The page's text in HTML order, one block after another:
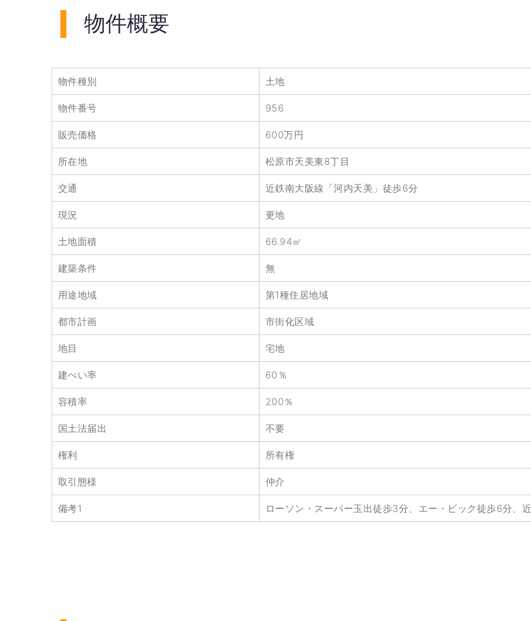
物件概要
物件種別 土地
物件番号 956
販売価格 600万円
所在地 松原市天美東8丁目
交通 近鉄南大阪線「河内天美」徒歩6分
現況 更地
土地面積 66.94㎡
建築条件 無
用途地域 第1種住居地域
都市計画 市街化区域
地目 宅地
建ぺい率 60％
容積率 200％
国土法届出 不要
権利 所有権
取引態様 仲介
備考1 ローソン・スーパー玉出徒歩3分、エー・ビック徒歩6分、